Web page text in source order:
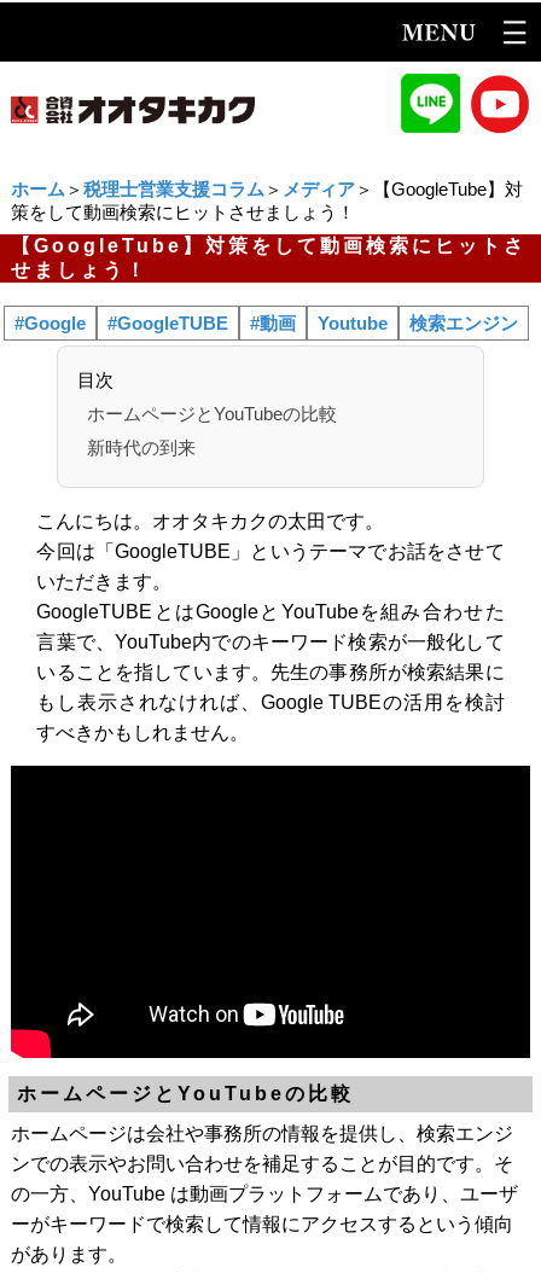
ホーム ＞ 税理士営業支援コラム ＞ メディア＞【GoogleTube】対
策をして動画検索にヒットさせましょう！
【GoogleTube】対策をして動画検索にヒットさ
せましょう！
#Google #GoogleTUBE #動画 Youtube 検索エンジン
目次
ホームページとYouTubeの比較
新時代の到来
こんにちは。オオタキカクの太田です。
今回は「GoogleTUBE」というテーマでお話をさせて
いただきます。
GoogleTUBEとはGoogleとYouTubeを組み合わせた
言葉で、YouTube内でのキーワード検索が一般化して
いることを指しています。先生の事務所が検索結果に
もし表示されなければ、Google TUBEの活用を検討
すべきかもしれません。
ホームページとYouTubeの比較
ホームページは会社や事務所の情報を提供し、検索エンジ
ンでの表示やお問い合わせを補足することが目的です。そ
の一方、YouTube は動画プラットフォームであり、ユーザ
ーがキーワードで検索して情報にアクセスするという傾向
があります。